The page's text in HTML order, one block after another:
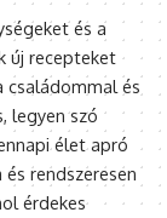
és a
új recepteket
családommal és
legyen szó
élet apró
rendszeresen
érdekes